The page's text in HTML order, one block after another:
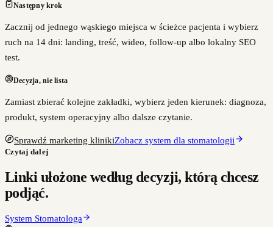
Następny krok
Zacznij od jednego wąskiego miejsca w ścieżce pacjenta i wybierz
ruch na 14 dni: landing, treść, wideo, follow-up albo lokalny SEO
test.
Decyzja, nie lista
Zamiast zbierać kolejne zakładki, wybierz jeden kierunek: diagnoza,
produkt, system operacyjny albo dalsze czytanie.
Sprawdź marketing klinikiZobacz system dla stomatologii
Czytaj dalej
Linki ułożone według decyzji, którą chcesz
podjąć.
System Stomatologa